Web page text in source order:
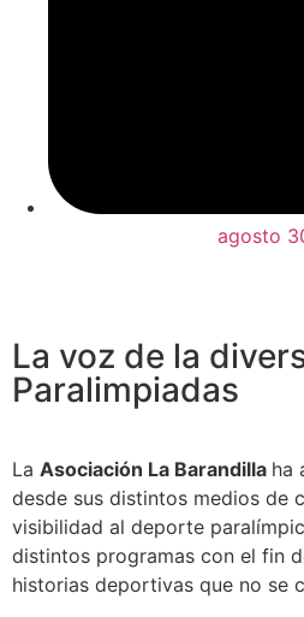
agosto
La voz de la
Paralimpiadas
La Asociación La Barandilla ha
desde sus distintos medios de
visibilidad al deporte
distintos programas con el fin
historias deportivas que no se